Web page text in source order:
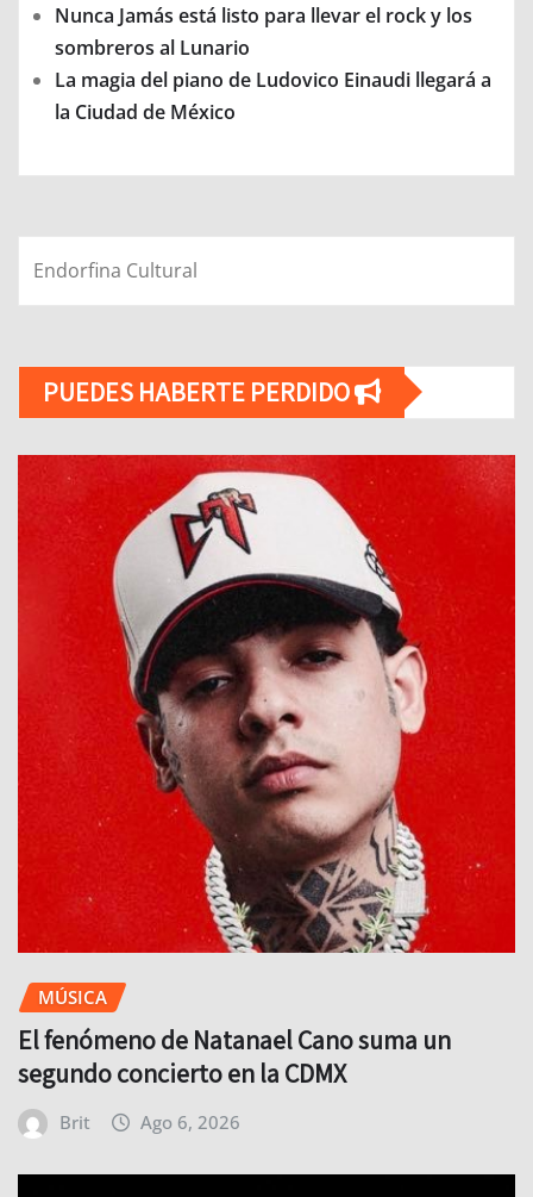
Nunca Jamás está listo para llevar el rock y los
sombreros al Lunario
La magia del piano de Ludovico Einaudi llegará a
la Ciudad de México
Endorfina Cultural
PUEDES HABERTE PERDIDO
MÚSICA
El fenómeno de Natanael Cano suma un
segundo concierto en la CDMX
Brit Ago 6, 2026